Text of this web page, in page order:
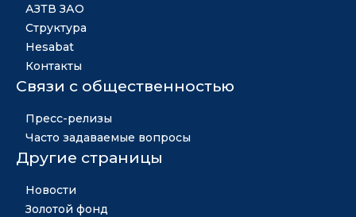
АЗТВ ЗАО
Структура
Hesabat
Контакты
Связи с общественностью
Пресс-релизы
Часто задаваемые вопросы
Другие страницы
Новости
Золотой фонд